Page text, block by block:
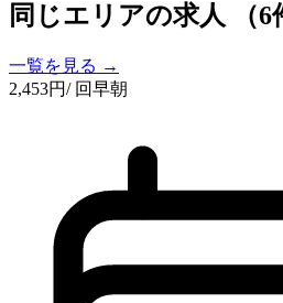
同じエリアの求人 （6
一覧を見る →
2,453円/ 回早朝